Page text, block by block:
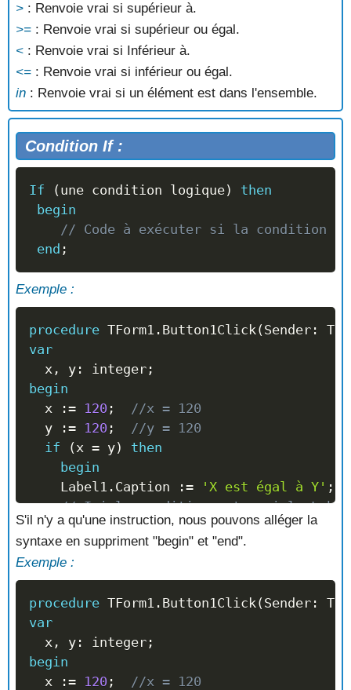
> : Renvoie vrai si supérieur à.
>= : Renvoie vrai si supérieur ou égal.
< : Renvoie vrai si Inférieur à.
<= : Renvoie vrai si inférieur ou égal.
in : Renvoie vrai si un élément est dans l'ensemble.
Condition If :
If (une condition logique)
then
begin
// Code à exécuter si la condition
end ;
Exemple :
procedure TForm1 . Button1Click (Sender :
var
  x
, y : integer ;
begin
  x
:= 120 ;
//x = 120
  y
:= 120 ;
//y = 120
if
(x = y)
then
begin
    Label1
. Caption := 'X est égal à Y' ;
// Ici la condition est vrai le
end ;
end;
S'il n'y a qu'une instruction, nous pouvons alléger la
syntaxe en suppriment "begin" et "end".
Exemple :
procedure TForm1 . Button1Click (Sender :
var
  x
, y : integer ;
begin
  x
:= 120 ;
//x = 120